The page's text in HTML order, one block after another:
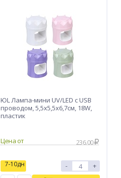
ЮL Лампа-мини UV/LED с USB
проводом, 5,5х5,5х6,7см, 18W,
пластик
Цена от 236.00
7-10дн - +